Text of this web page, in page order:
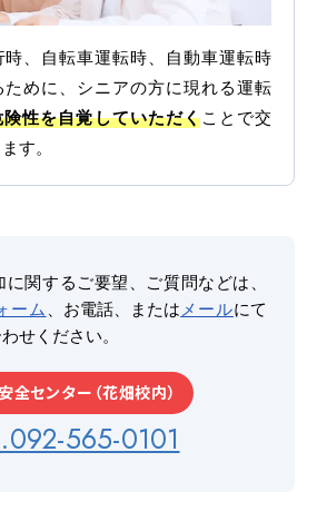
要な方
、自転車運転時、自動車運転時
めに、シニアの方に現れる運転
険性を自覚していただくことで交
す。
関するご要望、ご質問などは、
ーム 、お電話、またはメールにて
せください。
全センター（花畑校内）
565-0101